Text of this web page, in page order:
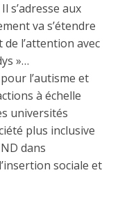
s’adresse aux
va s’étendre
l’attention avec
»…
l’autisme et
à échelle
universités
plus inclusive
dans
sociale et